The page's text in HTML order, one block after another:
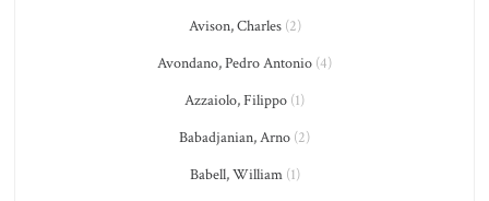
Avison, Charles(2)
Avondano, Pedro Antonio (4)
Azzaiolo, Filippo (1)
Babadjanian, Arno (2)
Babell, William(1)